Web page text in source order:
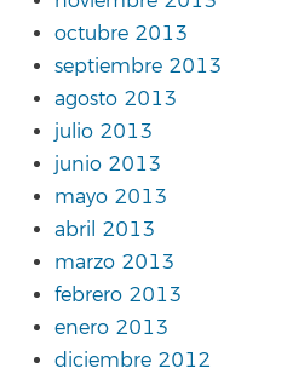
octubre 2013
septiembre 2013
agosto 2013
julio 2013
junio 2013
mayo 2013
abril 2013
marzo 2013
febrero 2013
enero 2013
diciembre 2012